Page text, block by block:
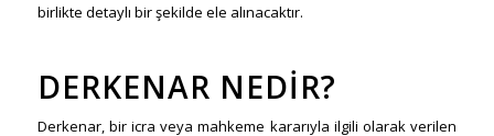
birlikte detaylı bir şekilde ele alınacaktır.
DERKENAR NEDIR?
Derkenar, bir icra veya mahkeme kararıyla ilgili olarak verilen